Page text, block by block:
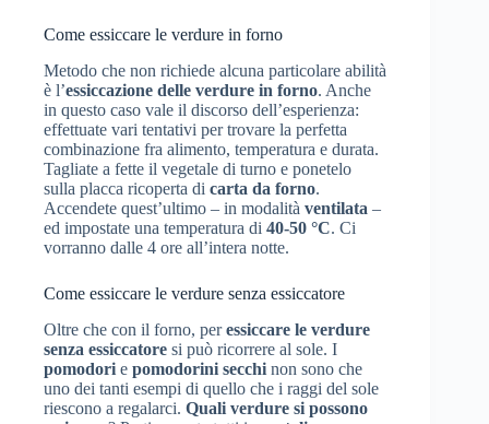
Come essiccare le verdure in forno
Metodo che non richiede alcuna particolare abilità
è l’essiccazione delle verdure in forno. Anche
in questo caso vale il discorso dell’esperienza:
effettuate vari tentativi per trovare la perfetta
combinazione fra alimento, temperatura e durata.
Tagliate a fette il vegetale di turno e ponetelo
sulla placca ricoperta di carta da forno.
Accendete quest’ultimo – in modalità ventilata –
ed impostate una temperatura di 40-50 °C. Ci
vorranno dalle 4 ore all’intera notte.
Come essiccare le verdure senza essiccatore
Oltre che con il forno, peressiccare le verdure
senza essiccatore si può ricorrere al sole. I
pomodori e pomodorini secchi non sono che
uno dei tanti esempi di quello che i raggi del sole
riescono a regalarci. Quali verdure si possono